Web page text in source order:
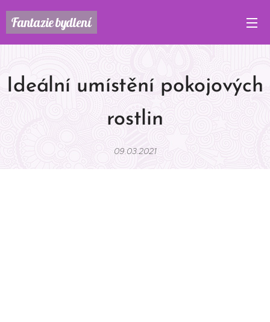
Fantaziebydlení
Ideální umístění pokojových
rostlin
09.03.2021